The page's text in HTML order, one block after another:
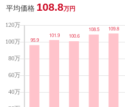
平均価格 108.8万円